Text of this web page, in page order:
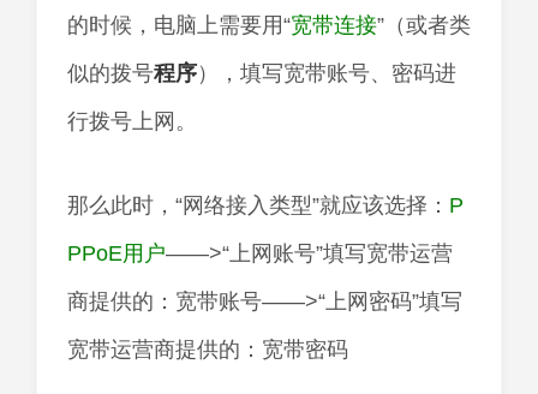
的时候，电脑上需要用“宽带连接”（或者类
似的拨号程序），填写宽带账号、密码进
行拨号上网。
那么此时，“网络接入类型”就应该选择： P
PPoE用户——>“上网账号”填写宽带运营
商提供的：宽带账号——>“上网密码”填写
宽带运营商提供的：宽带密码